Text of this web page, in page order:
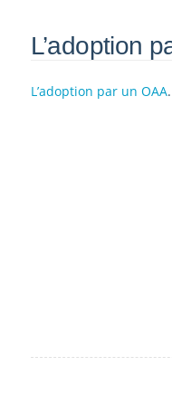
L’adoption
L’adoption par un OAA.